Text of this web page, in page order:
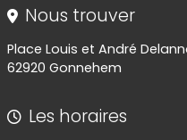
Nous trouver
Place Louis et André
62920 Gonnehem
Les horaires